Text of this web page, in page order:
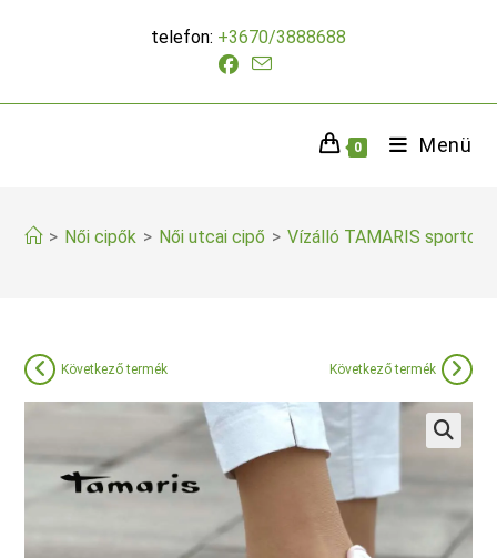
telefon: +3670/3888688
0 Menü
> Női cipők > Női utcai cipő > Vízálló TAMARIS
Következő termék Következő termék